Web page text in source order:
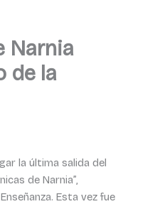
Narnia
de la
la última salida del
de Narnia”,
Esta vez fue